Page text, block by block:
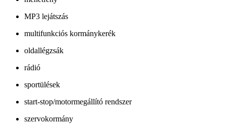
MP3 lejátszás
multifunkciós kormánykerék
oldallégzsák
rádió
sportülések
start-stop/motormegállító rendszer
szervokormány